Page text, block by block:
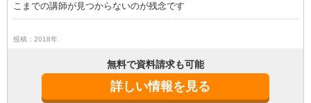
こまでの講師が見つからないのが残念です
投稿：2018年
無料で資料請求も可能
詳しい情報を見る